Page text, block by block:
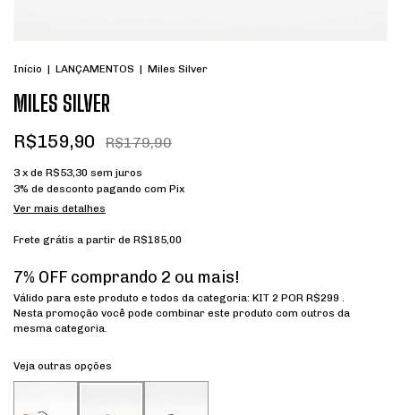
Início | LANÇAMENTOS | Miles Silver
MILES SILVER
R$159,90 R$179,90
3 x de R$53,30 sem juros
3% de desconto pagando com Pix
Ver mais detalhes
Frete grátis a partir de R$185,00
7% OFF comprando 2 ou mais!
Válido para este produto e todos da categoria: KIT 2 POR R$299 .
Nesta promoção você pode combinar este produto com outros da
mesma categoria.
Veja outras opções